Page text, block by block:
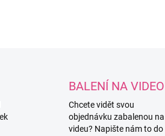
BALENÍ NA VIDEO
Chcete vidět svou
objednávku zabalenou na
videu? Napište nám to do